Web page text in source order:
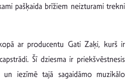
pašķaida brīžiem neizturami trekni
ar producentu Gati Zaķi, kurš ir
Šī dziesma ir priekšvēstnesis
un iezīmē tajā sagaidāmo muzikālo